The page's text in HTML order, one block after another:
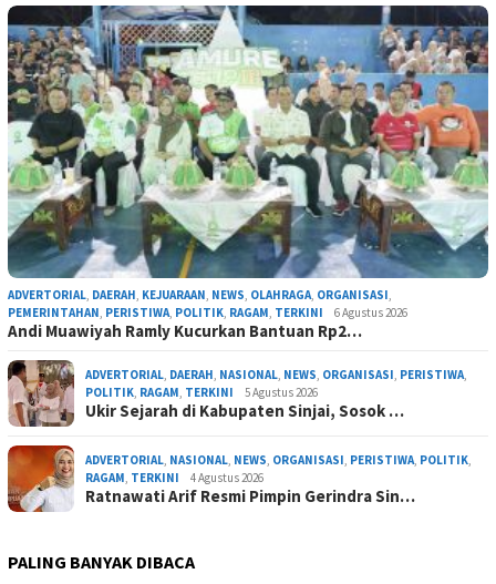
ADVERTORIAL DAERAH KEJUARAAN NEWS OLAHRAGA ORGANISASI
PEMERINTAHAN PERISTIWA POLITIK RAGAM TERKINI 6 Agustus 2026
Andi Muawiyah Ramly Kucurkan Bantuan Rp2…
ADVERTORIAL DAERAH NASIONAL NEWS ORGANISASI PERISTIWA
POLITIK RAGAM TERKINI 5 Agustus 2026
Ukir Sejarah di Kabupaten Sinjai, Sosok …
ADVERTORIAL NASIONAL NEWS ORGANISASI PERISTIWA POLITIK
RAGAM TERKINI 4 Agustus 2026
Ratnawati Arif Resmi Pimpin Gerindra Sin…
PALING BANYAK DIBACA